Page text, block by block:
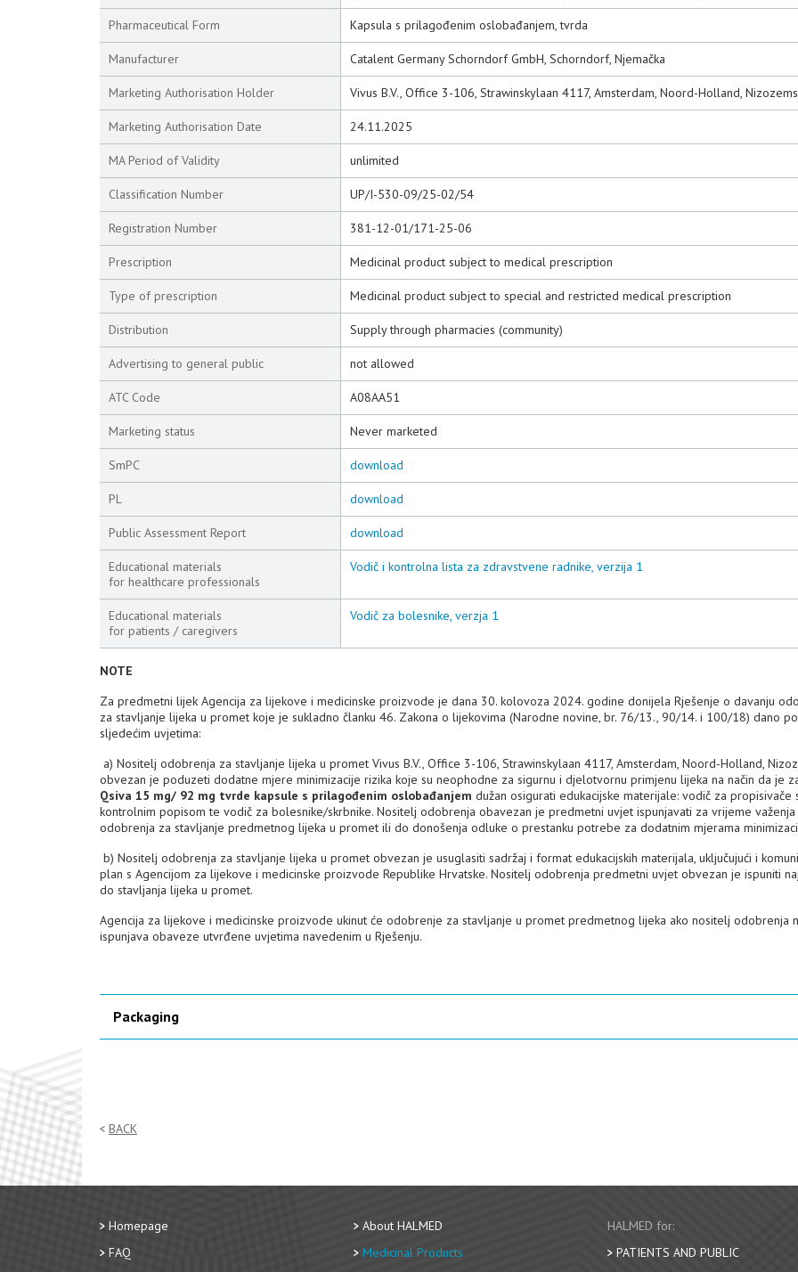
Pharmaceutical Form Kapsula s prilagođenim oslobađanjem, tvrda
Manufacturer Catalent Germany Schorndorf GmbH, Schorndorf, Njemačka
Marketing Authorisation Holder Vivus B.V., Office 3-106, Strawinskylaan 4117, Amsterdam, Noord-Holland,
Marketing Authorisation Date 24.11.2025
MA Period of Validity unlimited
Classification Number UP/I-530-09/25-02/54
Registration Number 381-12-01/171-25-06
Prescription Medicinal product subject to medical prescription
Type of prescription Medicinal product subject to special and restricted medical prescription
Distribution Supply through pharmacies (community)
Advertising to general public not allowed
ATC Code A08AA51
Marketing status Never marketed
SmPC download
PL download
Public Assessment Report download
Educational materials
for healthcare professionals
Vodič i kontrolna lista za zdravstvene radnike, verzija 1
Educational materials
for patients / caregivers
Vodič za bolesnike, verzja 1
NOTE
Za predmetni lijek Agencija za lijekove i medicinske proizvode je dana 30. kolovoza 2024. godine donijela Rješenje o davanju
za stavljanje lijeka u promet koje je sukladno članku 46. Zakona o lijekovima (Narodne novine, br. 76/13., 90/14. i 100/18) dano
sljedećim uvjetima:
a) Nositelj odobrenja za stavljanje lijeka u promet Vivus B.V., Office 3-106, Strawinskylaan 4117, Amsterdam, Noord-Holland,
obvezan je poduzeti dodatne mjere minimizacije rizika koje su neophodne za sigurnu i djelotvornu primjenu lijeka na način da je
Qsiva 15 mg/ 92 mg tvrde kapsule s prilagođenim oslobađanjem dužan osigurati edukacijske materijale: vodič za propisivače
kontrolnim popisom te vodič za bolesnike/skrbnike. Nositelj odobrenja obavezan je predmetni uvjet ispunjavati za vrijeme važenja
odobrenja za stavljanje predmetnog lijeka u promet ili do donošenja odluke o prestanku potrebe za dodatnim mjerama
b) Nositelj odobrenja za stavljanje lijeka u promet obvezan je usuglasiti sadržaj i format edukacijskih materijala, uključujući i
plan s Agencijom za lijekove i medicinske proizvode Republike Hrvatske. Nositelj odobrenja predmetni uvjet obvezan je ispuniti
do stavljanja lijeka u promet.
Agencija za lijekove i medicinske proizvode ukinut će odobrenje za stavljanje u promet predmetnog lijeka ako nositelj odobrenja
ispunjava obaveze utvrđene uvjetima navedenim u Rješenju.
Packaging
BACK
Homepage
FAQ
About HALMED
Medicinal Products
HALMED for:
PATIENTS AND PUBLIC